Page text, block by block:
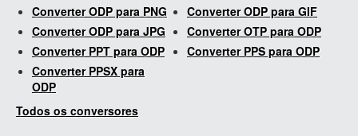
Converter ODP para PNG
Converter ODP para GIF
Converter ODP para JPG
Converter OTP para ODP
Converter PPT para ODP
Converter PPS para ODP
Converter PPSX para
ODP
Todos os conversores